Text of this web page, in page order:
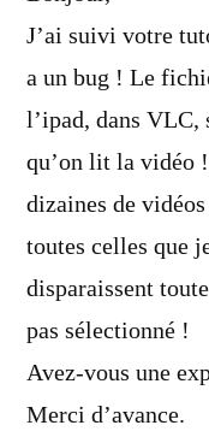
J’ai suivi votre
a un bug ! Le
l’ipad, dans VLC,
qu’on lit la vidéo
dizaines de
toutes celles que
disparaissent
pas sélectionné !
Avez-vous une
Merci d’avance.